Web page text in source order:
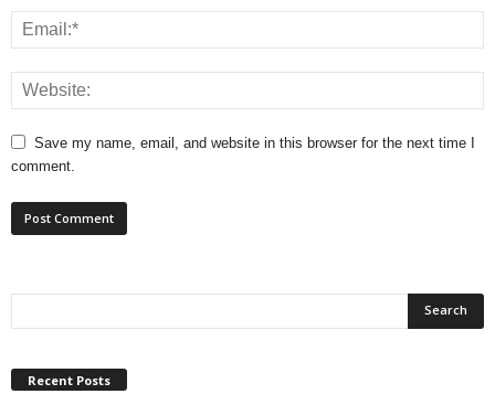
Save my name, email, and website in this browser for the next time I
comment.
Recent Posts